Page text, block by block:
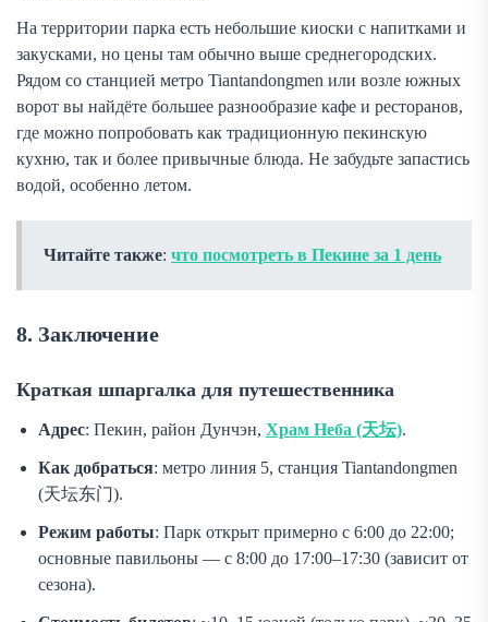
На территории парка есть небольшие киоски с напитками и
закусками, но цены там обычно выше среднегородских.
Рядом со станцией метро Tiantandongmen или возле южных
ворот вы найдёте большее разнообразие кафе и ресторанов,
где можно попробовать как традиционную пекинскую
кухню, так и более привычные блюда. Не забудьте запастись
водой, особенно летом.
Читайте также: что посмотреть в Пекине за 1 день
8. Заключение
Краткая шпаргалка для путешественника
Адрес: Пекин, район Дунчэн, Храм Неба (天坛).
Как добраться: метро линия 5, станция Tiantandongmen
(天坛东门).
Режим работы: Парк открыт примерно с 6:00 до 22:00;
основные павильоны — с 8:00 до 17:00–17:30 (зависит от
сезона).